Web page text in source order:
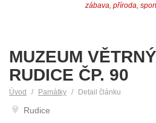
zábava, příroda,
MUZEUM
RUDICE ČP. 90
Úvod Památky Detail článku
Rudice